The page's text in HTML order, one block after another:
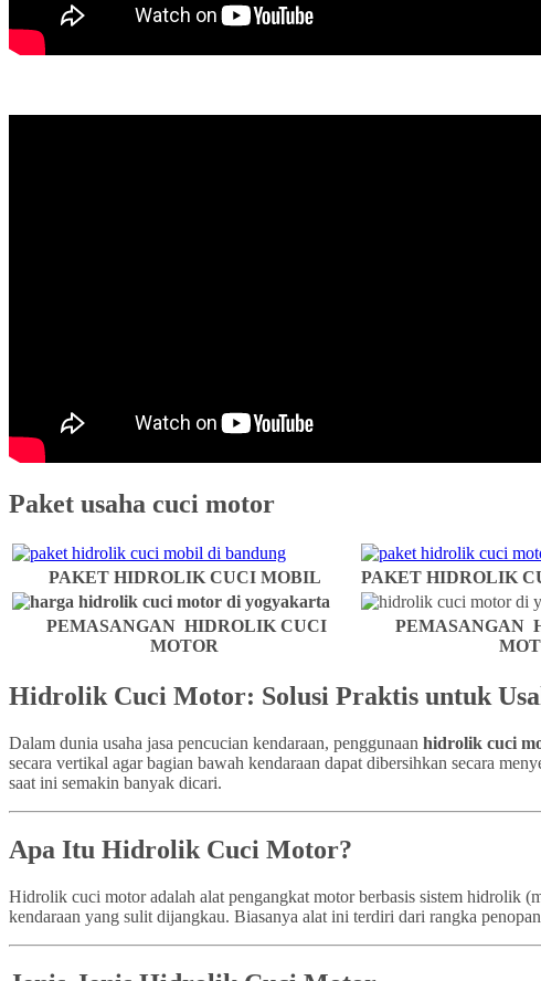
Paket usaha cuci motor
PAKET HIDROLIK CUCI MOBIL PAKET HIDROLIK
PEMASANGAN HIDROLIK CUCI
MOTOR
PEMASANGAN
Hidrolik Cuci Motor: Solusi Praktis untuk
Dalam dunia usaha jasa pencucian kendaraan, penggunaan hidrolik cuci
secara vertikal agar bagian bawah kendaraan dapat dibersihkan secara
saat ini semakin banyak dicari.
Apa Itu Hidrolik Cuci Motor?
Hidrolik cuci motor adalah alat pengangkat motor berbasis sistem hidrolik
kendaraan yang sulit dijangkau. Biasanya alat ini terdiri dari rangka